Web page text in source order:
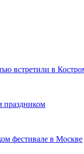
встретили в
праздником
фестивале в Москве